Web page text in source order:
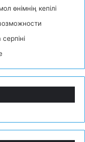
өнімнің кепілі